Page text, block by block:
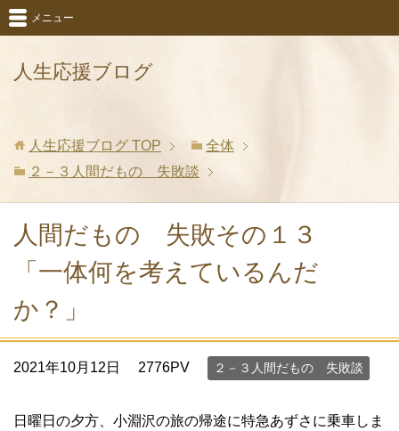
人生応援ブログ
メニュー
人生応援ブログ TOP
全体
２－３人間だもの 失敗談
人間だもの 失敗その１３
「一体何を考えているんだ
か？」
2021年10月12日 2776PV ２－３人間だもの 失敗談
日曜日の夕方、小淵沢の旅の帰途に特急あずさに乗車しま